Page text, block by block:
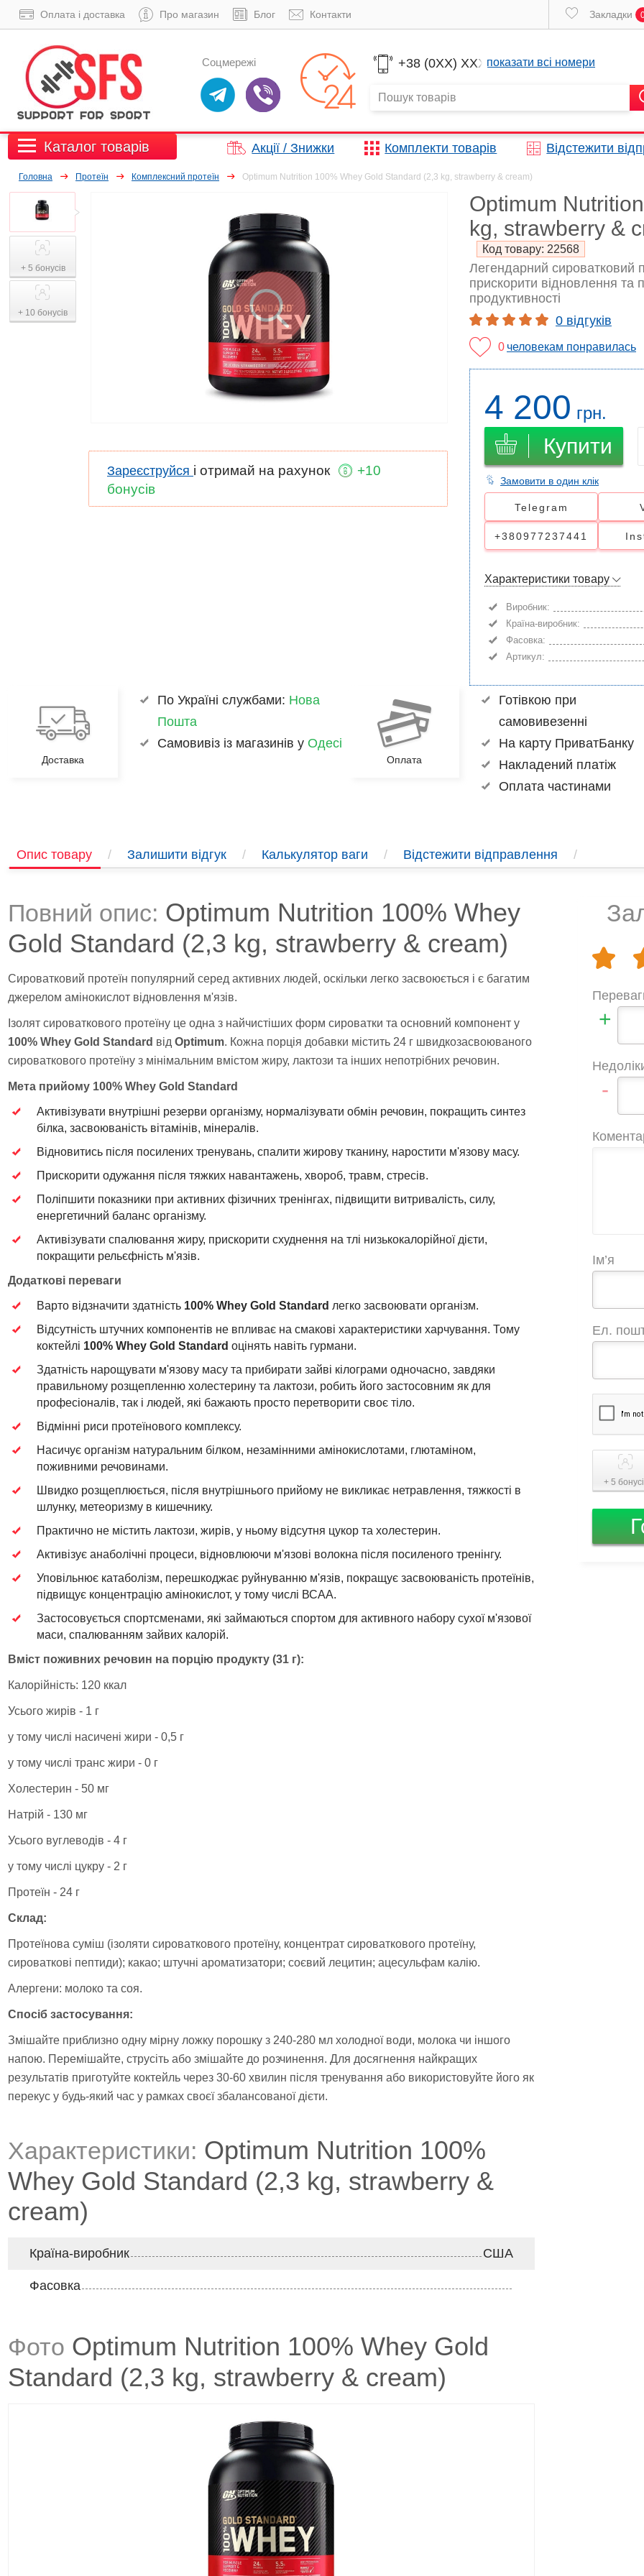
Оплата і доставка Про магазин Блог Контакти Закладки
Соцмережі +38 (0XX) XXXпоказати всі номери
Каталог товарів Акції / Знижки Комплекти товарів Відстежити
Головна Протеїн Комплексний протеїн Optimum Nutrition 100% Whey Gold Standard (2,3 kg, strawberry & cream)
+ 5 бонусів
+ 10 бонусів
Зареєструйся і отримай на рахунок
+10
бонусів
Optimum
kg, strawberry &
Код товару: 22568
Легендарний сироватковий
прискорити відновлення та
продуктивності
0 відгуків
0 человекам понравилась
4 200 грн.
Купити
Замовити в один клік
Telegram
+380977237441
Характеристики товару
Виробник:
Країна-виробник:
Фасовка:
Артикул:
Доставка
По Україні службами: Нова
Пошта
Самовивіз із магазинів у Одесі
Оплата
Готівкою при
самовивезенні
На карту ПриватБанку
Накладений платіж
Оплата частинами
Опис товару / Залишити відгук / Калькулятор ваги / Відстежити відправлення /
Повний опис: Optimum Nutrition 100% Whey
Gold Standard (2,3 kg, strawberry & cream)
Сироватковий протеїн популярний серед активних людей, оскільки легко засвоюється і є багатим
джерелом амінокислот відновлення м'язів.
Ізолят сироваткового протеїну це одна з найчистіших форм сироватки та основний компонент у
100% Whey Gold Standard від Optimum. Кожна порція добавки містить 24 г швидкозасвоюваного
сироваткового протеїну з мінімальним вмістом жиру, лактози та інших непотрібних речовин.
Мета прийому 100% Whey Gold Standard
Активізувати внутрішні резерви організму, нормалізувати обмін речовин, покращить синтез
білка, засвоюваність вітамінів, мінералів.
Відновитись після посилених тренувань, спалити жирову тканину, наростити м'язову масу.
Прискорити одужання після тяжких навантажень, хвороб, травм, стресів.
Поліпшити показники при активних фізичних тренінгах, підвищити витривалість, силу,
енергетичний баланс організму.
Активізувати спалювання жиру, прискорити схуднення на тлі низькокалорійної дієти,
покращити рельєфність м'язів.
Додаткові переваги
Варто відзначити здатність 100% Whey Gold Standard легко засвоювати організм.
Відсутність штучних компонентів не впливає на смакові характеристики харчування. Тому
коктейлі 100% Whey Gold Standard оцінять навіть гурмани.
Здатність нарощувати м'язову масу та прибирати зайві кілограми одночасно, завдяки
правильному розщепленню холестерину та лактози, робить його застосовним як для
професіоналів, так і людей, які бажають просто перетворити своє тіло.
Відмінні риси протеїнового комплексу.
Насичує організм натуральним білком, незамінними амінокислотами, глютаміном,
поживними речовинами.
Швидко розщеплюється, після внутрішнього прийому не викликає нетравлення, тяжкості в
шлунку, метеоризму в кишечнику.
Практично не містить лактози, жирів, у ньому відсутня цукор та холестерин.
Активізує анаболічні процеси, відновлюючи м'язові волокна після посиленого тренінгу.
Уповільнює катаболізм, перешкоджає руйнуванню м'язів, покращує засвоюваність протеїнів,
підвищує концентрацію амінокислот, у тому числі ВСАА.
Застосовується спортсменами, які займаються спортом для активного набору сухої м'язової
маси, спалюванням зайвих калорій.
Вміст поживних речовин на порцію продукту (31 г):
Калорійність: 120 ккал
Усього жирів - 1 г
у тому числі насичені жири - 0,5 г
у тому числі транс жири - 0 г
Холестерин - 50 мг
Натрій - 130 мг
Усього вуглеводів - 4 г
у тому числі цукру - 2 г
Протеїн - 24 г
Склад:
Протеїнова суміш (ізоляти сироваткового протеїну, концентрат сироваткового протеїну,
сироваткові пептиди); какао; штучні ароматизатори; соєвий лецитин; ацесульфам калію.
Алергени: молоко та соя.
Спосіб застосування:
Змішайте приблизно одну мірну ложку порошку з 240-280 мл холодної води, молока чи іншого
напою. Перемішайте, струсіть або змішайте до розчинення. Для досягнення найкращих
результатів приготуйте коктейль через 30-60 хвилин після тренування або використовуйте його як
перекус у будь-який час у рамках своєї збалансованої дієти.
Характеристики: Optimum Nutrition 100%
Whey Gold Standard (2,3 kg, strawberry &
cream)
Країна-виробник США
Фасовка
Фото Optimum Nutrition 100% Whey Gold
Standard (2,3 kg, strawberry & cream)
+
-
Ім’я
Ел.
+ 5